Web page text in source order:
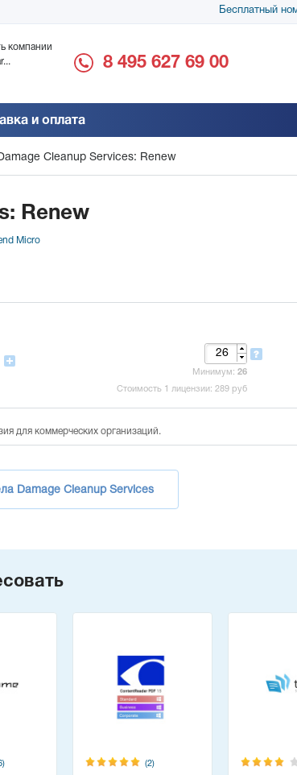
Бесплатный
компании
благодарность за поставку SnapGene...
8 495 627 69 00
и оплата
Cleanup Services: Renew
Renew
Micro
Минимум: 26
Стоимость 1 лицензии: 289 руб
для коммерческих организаций.
Damage Cleanup Services
(2)